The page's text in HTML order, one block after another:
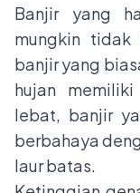
Banjir yang
mungkin
banjir yang
hujan
lebat, banjir
berbahaya
laur batas.